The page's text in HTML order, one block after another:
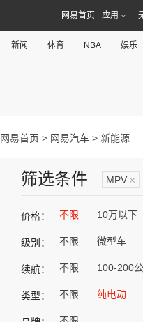
网易首页 应用
新闻 体育 NBA 娱乐
网易首页 > 网易汽车 > 新能源
筛选条件 MPV ×
价格： 不限 10万以下
级别： 不限 微型车
续航： 不限 100-200
类型： 不限 纯电动